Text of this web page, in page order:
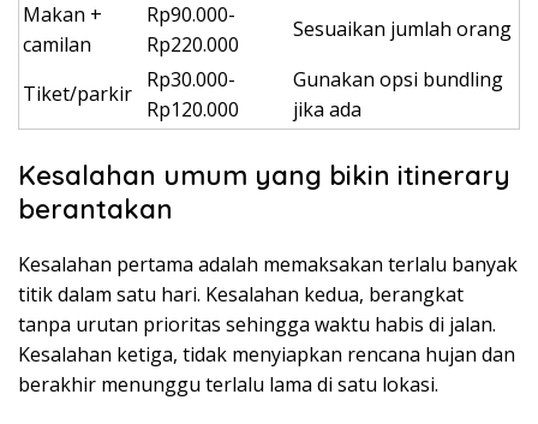
Makan +
camilan
Rp90.000-
Rp220.000
Sesuaikan jumlah orang
Tiket/parkir
Rp30.000-
Rp120.000
Gunakan opsi bundling
jika ada
Kesalahan umum yang bikin itinerary
berantakan
Kesalahan pertama adalah memaksakan terlalu banyak
titik dalam satu hari. Kesalahan kedua, berangkat
tanpa urutan prioritas sehingga waktu habis di jalan.
Kesalahan ketiga, tidak menyiapkan rencana hujan dan
berakhir menunggu terlalu lama di satu lokasi.